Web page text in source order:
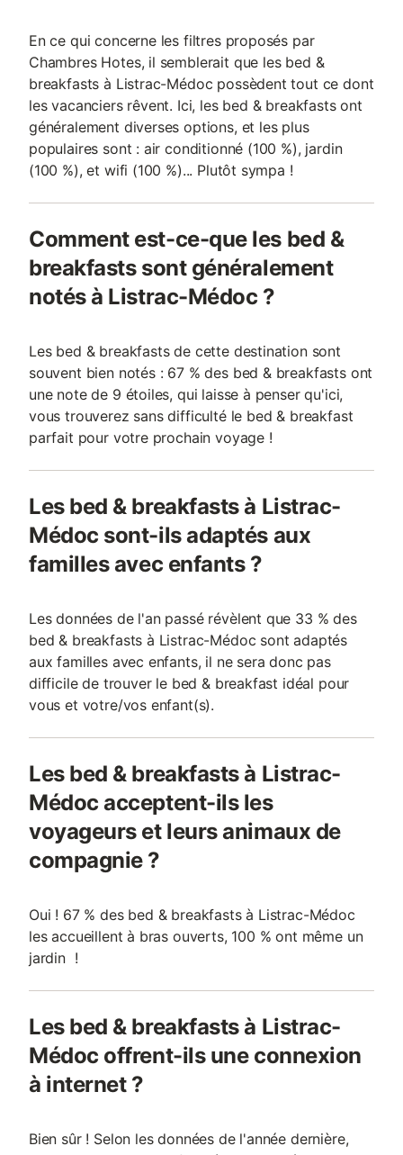
En ce qui concerne les filtres proposés par
Chambres Hotes, il semblerait que les bed &
breakfasts à Listrac-Médoc possèdent tout ce dont
les vacanciers rêvent. Ici, les bed & breakfasts ont
généralement diverses options, et les plus
populaires sont : air conditionné (100 %), jardin
(100 %), et wifi (100 %)... Plutôt sympa !
Comment est-ce-que les bed &
breakfasts sont généralement
notés à Listrac-Médoc ?
Les bed & breakfasts de cette destination sont
souvent bien notés : 67 % des bed & breakfasts ont
une note de 9 étoiles, qui laisse à penser qu'ici,
vous trouverez sans difficulté le bed & breakfast
parfait pour votre prochain voyage !
Les bed & breakfasts à Listrac-
Médoc sont-ils adaptés aux
familles avec enfants ?
Les données de l'an passé révèlent que 33 % des
bed & breakfasts à Listrac-Médoc sont adaptés
aux familles avec enfants, il ne sera donc pas
difficile de trouver le bed & breakfast idéal pour
vous et votre/vos enfant(s).
Les bed & breakfasts à Listrac-
Médoc acceptent-ils les
voyageurs et leurs animaux de
compagnie ?
Oui ! 67 % des bed & breakfasts à Listrac-Médoc
les accueillent à bras ouverts, 100 % ont même un
jardin !
Les bed & breakfasts à Listrac-
Médoc offrent-ils une connexion
à internet ?
Bien sûr ! Selon les données de l'année dernière,